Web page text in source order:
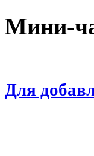
Мини-
Для